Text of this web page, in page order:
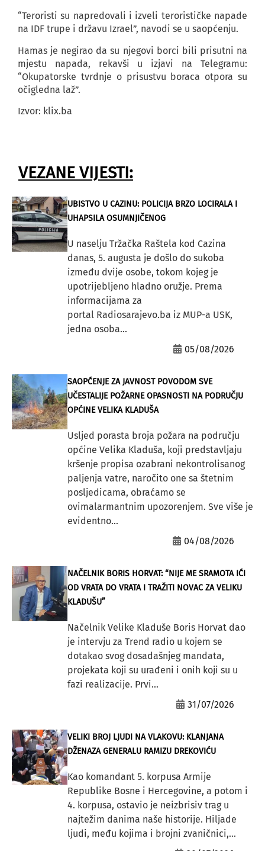
“Teroristi su napredovali i izveli terorističke napade
na IDF trupe i državu Izrael”, navodi se u saopćenju.
Hamas je negirao da su njegovi borci bili prisutni na
mjestu napada, rekavši u izjavi na Telegramu:
“Okupatorske tvrdnje o prisustvu boraca otpora su
očigledna laž”.
Izvor: klix.ba
VEZANE VIJESTI:
UBISTVO U CAZINU: POLICIJA BRZO LOCIRALA I
UHAPSILA OSUMNJIČENOG
U naselju Tržačka Raštela kod Cazina
danas, 5. augusta je došlo do sukoba
između dvije osobe, tokom kojeg je
upotrijebljeno hladno oružje. Prema
informacijama za
portal Radiosarajevo.ba iz MUP-a USK,
jedna osoba...
05/08/2026
SAOPĆENJE ZA JAVNOST POVODOM SVE
UČESTALIJE POŽARNE OPASNOSTI NA PODRUČJU
OPĆINE VELIKA KLADUŠA
Usljed porasta broja požara na području
općine Velika Kladuša, koji predstavljaju
kršenje propisa ozabrani nekontrolisanog
paljenja vatre, naročito one sa štetnim
posljedicama, obraćamo se
ovimalarmantnim upozorenjem. Sve više je
evidentno...
04/08/2026
NAČELNIK BORIS HORVAT: “NIJE ME SRAMOTA IĆI
OD VRATA DO VRATA I TRAŽITI NOVAC ZA VELIKU
KLADUŠU”
Načelnik Velike Kladuše Boris Horvat dao
je intervju za Trend radio u kojem se
dotakao svog dosadašnjeg mandata,
projekata koji su urađeni i onih koji su u
fazi realizacije. Prvi...
31/07/2026
VELIKI BROJ LJUDI NA VLAKOVU: KLANJANA
DŽENAZA GENERALU RAMIZU DREKOVIĆU
Kao komandant 5. korpusa Armije
Republike Bosne i Hercegovine, a potom i
4. korpusa, ostavio je neizbrisiv trag u
najtežim danima naše historije. Hiljade
ljudi, među kojima i brojni zvaničnici,...